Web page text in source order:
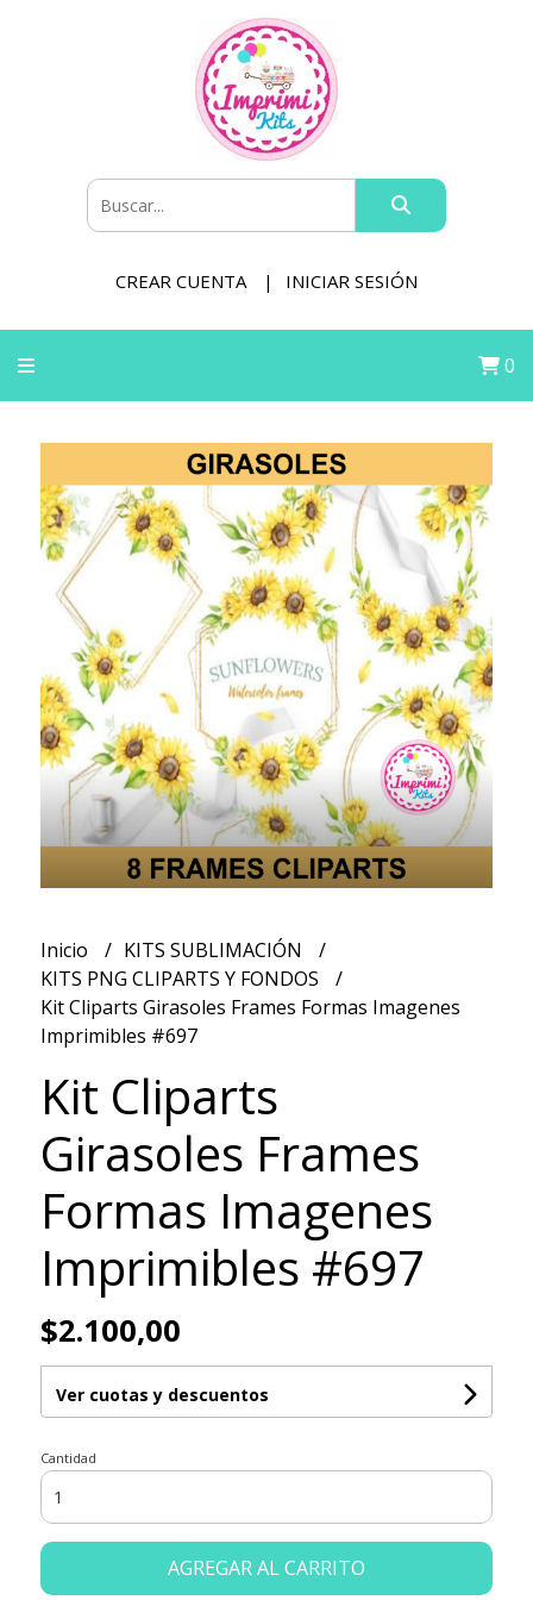
CREAR CUENTA INICIAR SESIÓN
0
Inicio
KITS SUBLIMACIÓN
KITS PNG CLIPARTS Y FONDOS
Kit Cliparts Girasoles Frames Formas Imagenes
Imprimibles #697
Kit Cliparts
Girasoles Frames
Formas Imagenes
Imprimibles #697
$2.100,00
Ver cuotas y descuentos
Cantidad
AGREGAR AL CARRITO